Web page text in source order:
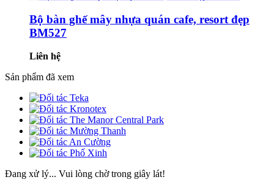
Bộ bàn ghế mây nhựa quán cafe, resort đẹp
BM527
Liên hệ
Sản phẩm đã xem
Đang xử lý... Vui lòng chờ trong giây lát!